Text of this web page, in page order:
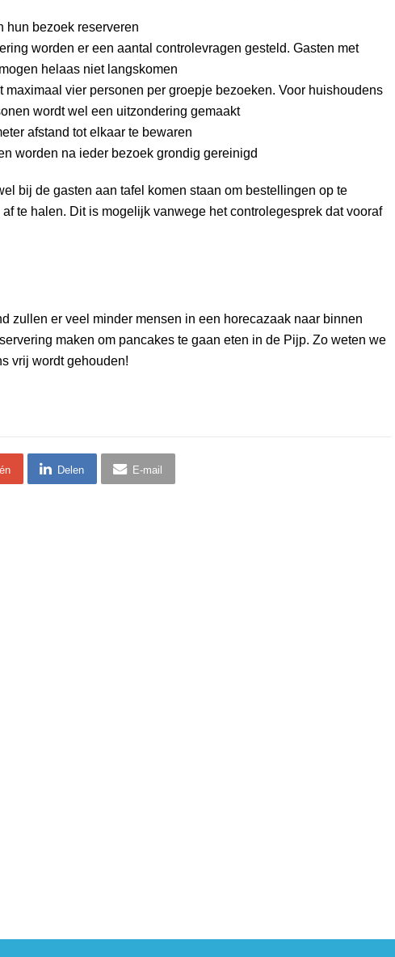
hun bezoek reserveren
worden er een aantal controlevragen gesteld. Gasten met
helaas niet langskomen
maximaal vier personen per groepje bezoeken. Voor huishoudens
wordt wel een uitzondering gemaakt
afstand tot elkaar te bewaren
worden na ieder bezoek grondig gereinigd
bij de gasten aan tafel komen staan om bestellingen op te
te halen. Dit is mogelijk vanwege het controlegesprek dat vooraf
zullen er veel minder mensen in een horecazaak naar binnen
maken om pancakes te gaan eten in de Pijp. Zo weten we
vrij wordt gehouden!
Delen E-mail